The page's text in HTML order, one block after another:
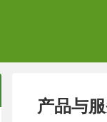
产品与